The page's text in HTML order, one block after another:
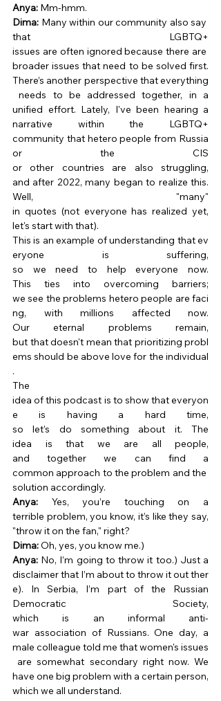
Anya: Mm-hmm.
Dima: Many within our community also say
that LGBTQ+
issues are often ignored because there are
broader issues that need to be solved first.
There’s another perspective that everything
needs to be addressed together, in a
unified effort. Lately, I've been hearing a
narrative within the LGBTQ+
community that hetero people from Russia
or the CIS
or other countries are also struggling,
and after 2022, many began to realize this.
Well, "many"
in quotes (not everyone has realized yet,
let's start with that).
This is an example of understanding that ev
eryone is suffering,
so we need to help everyone now.
This ties into overcoming barriers;
we see the problems hetero people are faci
ng, with millions affected now.
Our eternal problems remain,
but that doesn't mean that prioritizing probl
ems should be above love for the individual
.
The
idea of this podcast is to show that everyon
e is having a hard time,
so let’s do something about it. The
idea is that we are all people,
and together we can find a
common approach to the problem and the
solution accordingly.
Anya: Yes, you’re touching on a
terrible problem, you know, it’s like they say,
"throw it on the fan," right?
Dima: Oh, yes, you know me.)
Anya: No, I’m going to throw it too.) Just a
disclaimer that I’m about to throw it out ther
e). In Serbia, I’m part of the Russian
Democratic Society,
which is an informal anti-
war association of Russians. One day, a
male colleague told me that women's issues
are somewhat secondary right now. We
have one big problem with a certain person,
which we all understand.